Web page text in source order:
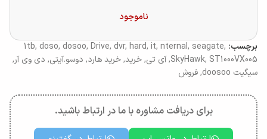
ناموجود
برچسب: 1tb, doso, dosoo, Drive, dvr, hard, it, nternal, seagate,
SkyHawk, ST1000VX005
,آی تی,خرید,خرید هارد, دوسو.آیتی, دی وی آر,
سیگیت doosoo
,فروش
برای دریافت مشاوره با ما در ارتباط باشید.